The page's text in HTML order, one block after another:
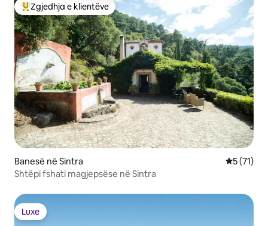
Më të mirat e zgjedhjeve të klientëve
Zgjedhja e klientëve
Banesë në Sintra Vlerësimi
5 (71)
Shtëpi fshati magjepsëse në Sintra
Luxe
Luxe